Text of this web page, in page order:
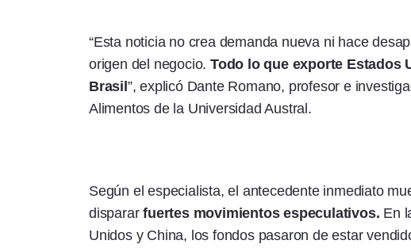
“Esta noticia no crea demanda nueva ni hace
origen del negocio.Todo lo que exporte Estados
Brasil ”, explicó Dante Romano, profesor e
Alimentos de la Universidad Austral.
Según el especialista, el antecedente inmediato
dispararfuertes movimientos especulativos. En
Unidos y China, los fondos pasaron de estar